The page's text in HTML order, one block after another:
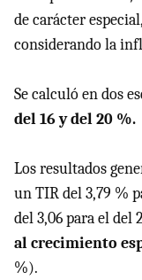
de carácter
considerando la
Se calculó en dos
del 16 y del 20 %.
Los resultados
un TIR del 3,79 %
del 3,06 para el del
al crecimiento
%).